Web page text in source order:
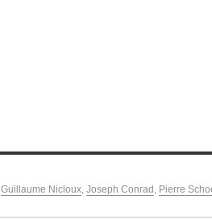
Guillaume Nicloux Joseph Conrad Pierre